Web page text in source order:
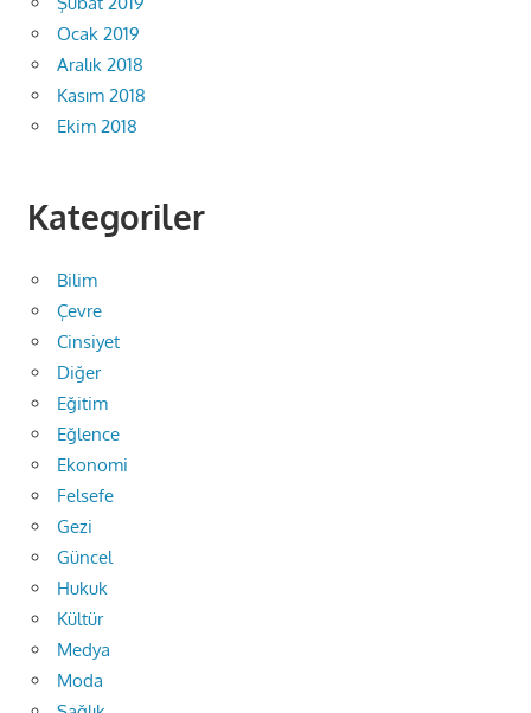
Ocak 2019
Aralık 2018
Kasım 2018
Ekim 2018
Kategoriler
Bilim
Çevre
Cinsiyet
Diğer
Eğitim
Eğlence
Ekonomi
Felsefe
Gezi
Güncel
Hukuk
Kültür
Medya
Moda